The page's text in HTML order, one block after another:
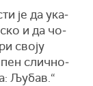
је да ука­
и да чо­
сво­ју
слич­но­
Љу­бав.“